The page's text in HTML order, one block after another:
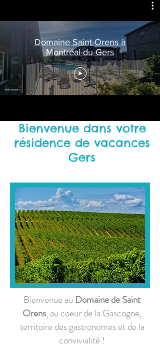
Domaine Saint-Orens à
Montréal-du-Gers
Bienvenue dans votre
résidence de vacances
Gers
Bienvenue au Domaine de Saint
Orens, au coeur de la Gascogne,
territoire des gastronomes et de la
convivialité !